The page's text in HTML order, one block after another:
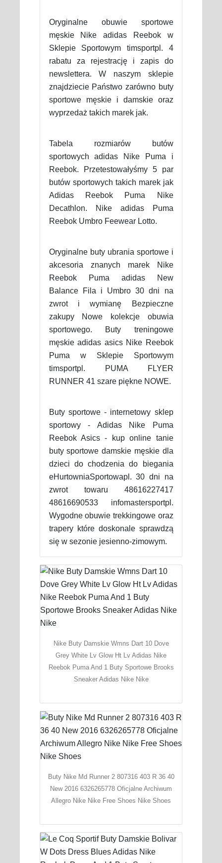
Oryginalne obuwie sportowe
męskie Nike adidas Reebok w
Sklepie Sportowym timsportpl. 4
rabatu za rejestrację i zapis do
newslettera. W naszym sklepie
znajdziecie Państwo zarówno buty
sportowe męskie i damskie oraz
wyprzedaż takich marek jak.
Tabela rozmiarów butów
sportowych adidas Nike Puma i
Reebok. Przetestowałyśmy 5 par
butów sportowych takich marek jak
Adidas Reebok Puma Nike
Decathlon. Nike adidas Puma
Reebok Umbro Feewear Lotto.
Oryginalne buty ubrania sportowe i
akcesoria znanych marek Nike
Reebok Puma adidas New
Balance Fila i Umbro 30 dni na
zwrot i wymianę Bezpieczne
zakupy Nowe kolekcje obuwia
sportowego. Buty treningowe
męskie adidas asics Nike Reebok
Puma w Sklepie Sportowym
timsportpl. PUMA FLYER
RUNNER 41 szare piękne NOWE.
Buty sportowe - internetowy sklep
sportowy - Adidas Nike Puma
Reebok Asics - kup online tanie
buty sportowe damskie męskie dla
dzieci do chodzenia do biegania
eHurtowniaSportowapl. 30 dni na
zwrot towaru 48616227417
48616690533 infomastersportpl.
Wygodne obuwie trekkingowe oraz
trapery które doskonale sprawdzą
się w sezonie jesienno-zimowym.
Nike Buty Damskie Wmns Dart 10 Dove
Grey White Lv Glow Ht Lv Adidas Nike
Reebok Puma And 1 Buty Sportowe Brooks
Sneaker Adidas Nike Nike
Buty Nike Md Runner 2 807316 403 R 36 40
New 2016 6326265778 Oficjalne Archiwum
Allegro Nike Nike Free Shoes Nike Shoes